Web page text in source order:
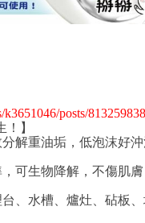
posts/
】
解重油垢，低泡沫好
可生物降解，不傷肌
、水槽、爐灶、砧板